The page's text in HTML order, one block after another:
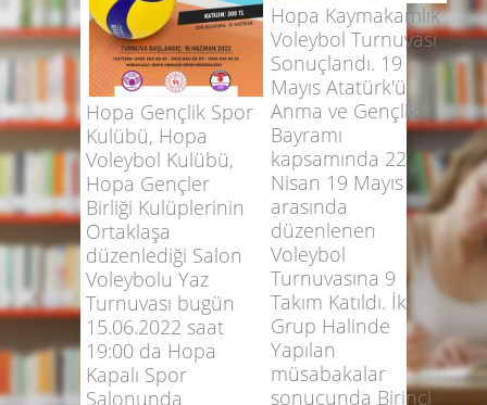
Hopa Gençlik Spor
Kulübü, Hopa
Voleybol Kulübü,
Hopa Gençler
Birliği Kulüplerinin
Ortaklaşa
düzenlediği Salon
Voleybolu Yaz
Turnuvası bugün
15.06.2022 saat
19:00 da Hopa
Kapalı Spor
Salonunda
Hopa Kaymakamlık
Voleybol Turnuvası
Sonuçlandı. 19
Mayıs Atatürk'ü
Anma ve Gençlik
Bayramı
kapsamında 22
Nisan 19 Mayıs
arasında
düzenlenen
Voleybol
Turnuvasına 9
Takım Katıldı. İki
Grup Halinde
Yapılan
müsabakalar
sonucunda Birinci